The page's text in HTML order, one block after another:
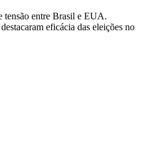
tensão entre Brasil e EUA.
eficácia das eleições no